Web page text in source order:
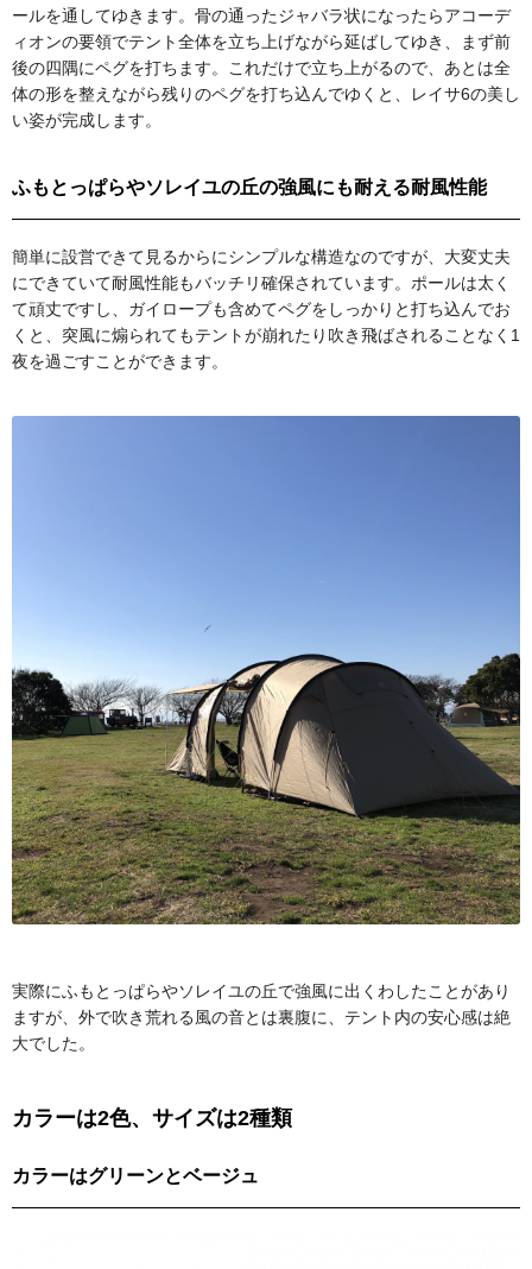
ールを通してゆきます。骨の通ったジャバラ状になったらアコーデ
ィオンの要領でテント全体を立ち上げながら延ばしてゆき、まず前
後の四隅にペグを打ちます。これだけで立ち上がるので、あとは全
体の形を整えながら残りのペグを打ち込んでゆくと、レイサ6の美し
い姿が完成します。
ふもとっぱらやソレイユの丘の強風にも耐える耐風性能
簡単に設営できて見るからにシンプルな構造なのですが、大変丈夫
にできていて耐風性能もバッチリ確保されています。ポールは太く
て頑丈ですし、ガイロープも含めてペグをしっかりと打ち込んでお
くと、突風に煽られてもテントが崩れたり吹き飛ばされることなく1
夜を過ごすことができます。
実際にふもとっぱらやソレイユの丘で強風に出くわしたことがあり
ますが、外で吹き荒れる風の音とは裏腹に、テント内の安心感は絶
大でした。
カラーは2色、サイズは2種類
カラーはグリーンとベージュ